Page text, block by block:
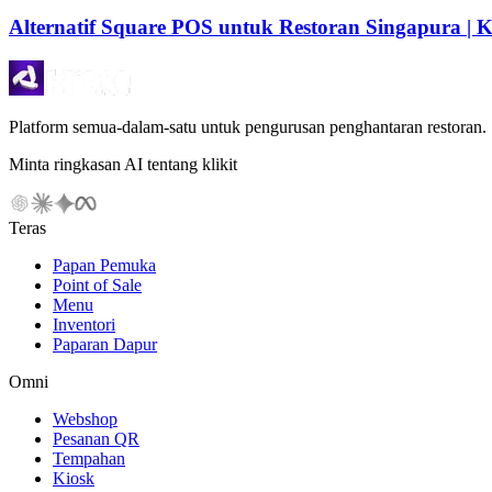
Alternatif Square POS untuk Restoran Singapura |
Platform semua-dalam-satu untuk pengurusan penghantaran restoran.
Minta ringkasan AI tentang klikit
Teras
Papan Pemuka
Point of Sale
Menu
Inventori
Paparan Dapur
Omni
Webshop
Pesanan QR
Tempahan
Kiosk